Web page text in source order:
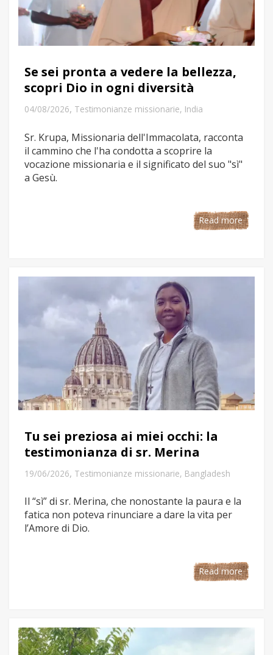
Se sei pronta a vedere la bellezza,
scopri Dio in ogni diversità
04/08/2026, Testimonianze missionarie, India
Sr. Krupa, Missionaria dell'Immacolata, racconta
il cammino che l'ha condotta a scoprire la
vocazione missionaria e il significato del suo "sì"
a Gesù.
Read more
Tu sei preziosa ai miei occhi: la
testimonianza di sr. Merina
19/06/2026, Testimonianze missionarie, Bangladesh
Il “sì” di sr. Merina, che nonostante la paura e la
fatica non poteva rinunciare a dare la vita per
l’Amore di Dio.
Read more